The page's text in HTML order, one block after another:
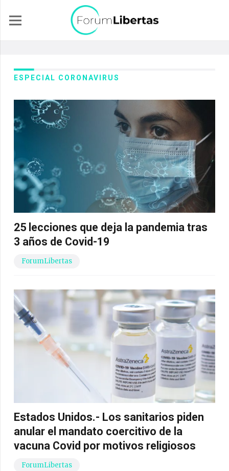
ESPECIAL CORONAVIRUS
25 lecciones que deja la pandemia tras
3 años de Covid-19
ForumLibertas
Estados Unidos.- Los sanitarios piden
anular el mandato coercitivo de la
vacuna Covid por motivos religiosos
ForumLibertas